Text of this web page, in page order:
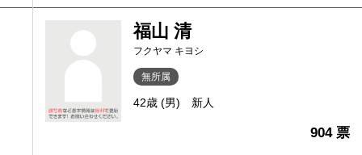
福山 清
フクヤマ キヨシ
無所属
42歳 (男) 新人
904 票